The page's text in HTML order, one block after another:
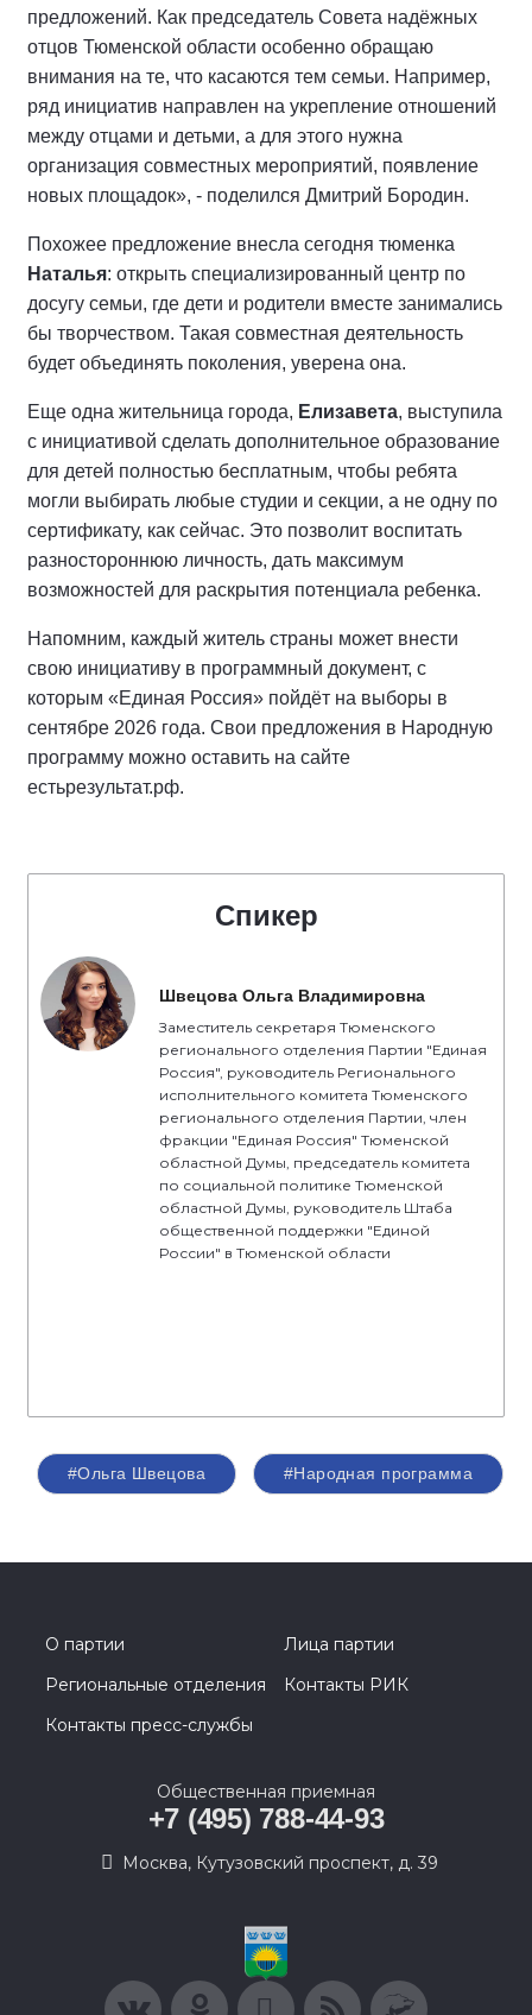
предложений. Как председатель Совета надёжных
отцов Тюменской области особенно обращаю
внимания на те, что касаются тем семьи. Например,
ряд инициатив направлен на укрепление отношений
между отцами и детьми, а для этого нужна
организация совместных мероприятий, появление
новых площадок», - поделился Дмитрий Бородин.
Похожее предложение внесла сегодня тюменка
Наталья: открыть специализированный центр по
досугу семьи, где дети и родители вместе занимались
бы творчеством. Такая совместная деятельность
будет объединять поколения, уверена она.
Еще одна жительница города, Елизавета, выступила
с инициативой сделать дополнительное образование
для детей полностью бесплатным, чтобы ребята
могли выбирать любые студии и секции, а не одну по
сертификату, как сейчас. Это позволит воспитать
разностороннюю личность, дать максимум
возможностей для раскрытия потенциала ребенка.
Напомним, каждый житель страны может внести
свою инициативу в программный документ, с
которым «Единая Россия» пойдёт на выборы в
сентябре 2026 года. Свои предложения в Народную
программу можно оставить на сайте
естьрезультат.рф.
Спикер
Швецова Ольга Владимировна
Заместитель секретаря Тюменского
регионального отделения Партии "Единая
Россия", руководитель Регионального
исполнительного комитета Тюменского
регионального отделения Партии, член
фракции "Единая Россия" Тюменской
областной Думы, председатель комитета
по социальной политике Тюменской
областной Думы, руководитель Штаба
общественной поддержки "Единой
России" в Тюменской области
#Ольга Швецова #Народная программа
О партии
Лица партии
Региональные отделения
Контакты РИК
Контакты пресс-службы
Общественная приемная
+7 (495) 788-44-93
Москва, Кутузовский проспект, д. 39